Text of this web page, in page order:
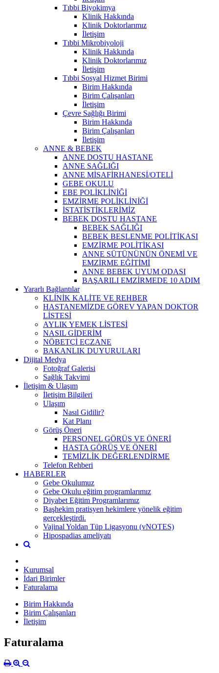
Tıbbi Biyokimya
Klinik Hakkında
Klinik Doktorlarımız
İletişim
Tıbbi Mikrobiyoloji
Klinik Hakkında
Klinik Doktorlarımız
İletişim
Tıbbi Sosyal Hizmet Birimi
Birim Hakkında
Birim Çalışanları
İletişim
Çevre Sağlığı Birimi
Birim Hakkında
Birim Çalışanları
İletişim
ANNE & BEBEK
ANNE DOSTU HASTANE
ANNE SAĞLIĞI
ANNE MİSAFİRHANESİ/OTELİ
GEBE OKULU
EBE POLİKLİNİĞİ
EMZİRME POLİKLİNİĞİ
İSTATİSTİKLERİMİZ
BEBEK DOSTU HASTANE
BEBEK SAĞLIĞI
BEBEK BESLENME POLİTİKASI
EMZİRME POLİTİKASI
ANNE SÜTÜNÜNÜN ÖNEMİ VE
EMZİRME EĞİTİMİ
ANNE BEBEK UYUM ODASI
BAŞARILI EMZİRMEDE 10 ADIM
Yararlı Bağlantılar
KLİNİK KALİTE VE REHBER
HASTANEMİZDE GÖREV YAPAN DOKTOR
LİSTESİ
AYLIK YEMEK LİSTESİ
NASIL GİDERİM
NÖBETÇİ ECZANE
BAKANLIK DUYURULARI
Dijital Medya
Fotoğraf Galerisi
Sağlık Takvimi
İletişim & Ulaşım
İletişim Bilgileri
Ulaşım
Nasıl Gidilir?
Kat Planı
Görüş Öneri
PERSONEL GÖRÜŞ VE ÖNERİ
HASTA GÖRÜŞ VE ÖNERİ
TEMİZLİK DEĞERLENDİRME
Telefon Rehberi
HABERLER
Gebe Okulumuz
Gebe Okulu eğitim programlarımız
Diyabet Eğitim Programlarımız
Başhekim pratisyen hekimlere yönelik eğitim
gerçekleştirdi.
Vajinal Yoldan Tüp Ligasyonu (vNOTES)
Hipospadias ameliyatı
Kurumsal
İdari Birimler
Faturalama
Birim Hakkında
Birim Çalışanları
İletişim
Faturalama